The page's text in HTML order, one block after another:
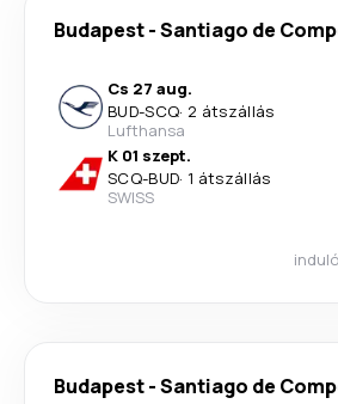
Budapest-Santiago de
Cs 27 aug.
BUD-SCQ· 2 átszállás
Lufthansa
K 01 szept.
SCQ-BUD· 1 átszállás
SWISS
Budapest-Santiago de